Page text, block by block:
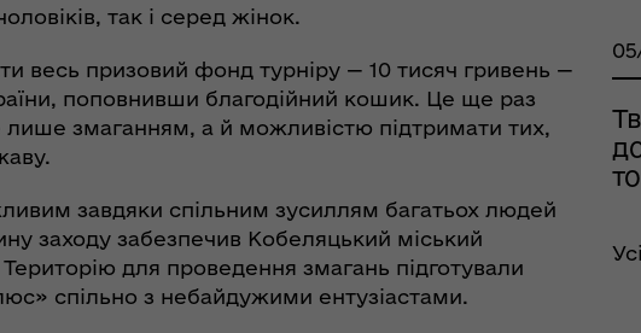
Координаційний штаб з
питань поводження з
так і серед жінок.
весь призовий фонд турніру — 10 тисяч гривень —
поповнивши благодійний кошик. Це ще раз
лише змаганням, а й можливістю підтримати тих,
завдяки спільним зусиллям багатьох людей
заходу забезпечив Кобеляцький міський
для проведення змагань підготували
спільно з небайдужими ентузіастами.